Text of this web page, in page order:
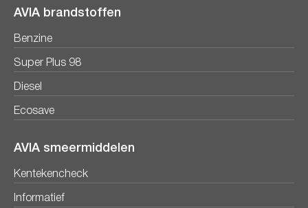
AVIA brandstoffen
Benzine
Super Plus 98
Diesel
Ecosave
AVIA smeermiddelen
Kentekencheck
Informatief